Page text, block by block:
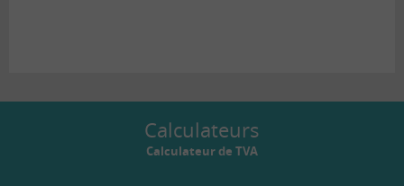
Calculateurs
Calculateur de TVA